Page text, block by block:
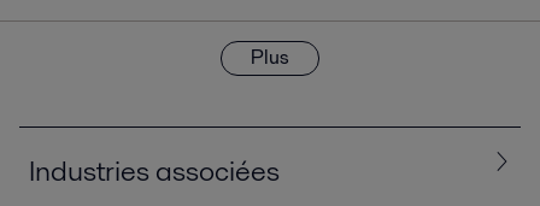
Plus
Industries associées